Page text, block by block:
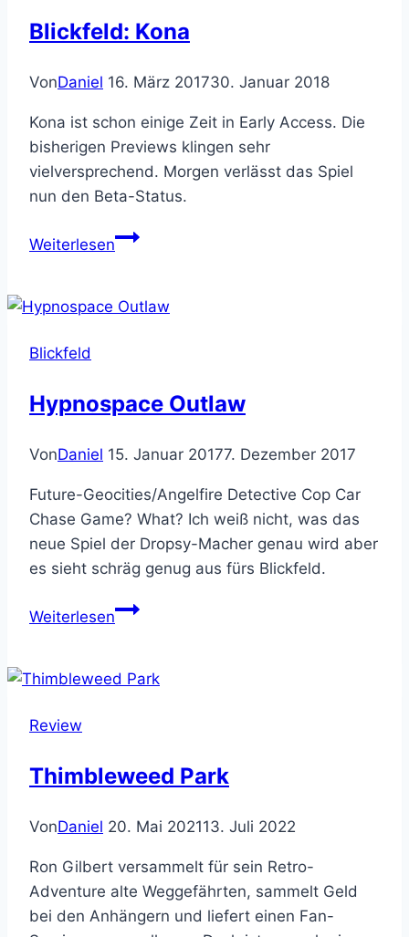
Boden
Glases
Blickfeld: Kona
VonDaniel 16. März 201730. Januar 2018
Kona ist schon einige Zeit in Early Access. Die
bisherigen Previews klingen sehr
vielversprechend. Morgen verlässt das Spiel
nun den Beta-Status.
WeiterlesenBlickfeld:
Blickfeld
Hypnospace Outlaw
VonDaniel 15. Januar 20177. Dezember 2017
Future-Geocities/Angelfire Detective Cop Car
Chase Game? What? Ich weiß nicht, was das
neue Spiel der Dropsy-Macher genau wird aber
es sieht schräg genug aus fürs Blickfeld.
WeiterlesenHypnospace
Review
Thimbleweed Park
VonDaniel 20. Mai 202113. Juli 2022
Ron Gilbert versammelt für sein Retro-
Adventure alte Weggefährten, sammelt Geld
bei den Anhängern und liefert einen Fan-